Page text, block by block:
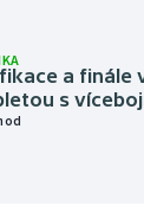
a finále
s